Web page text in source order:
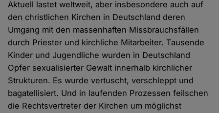
Aktuell lastet weltweit, aber insbesondere auch auf
den christlichen Kirchen in Deutschland deren
Umgang mit den massenhaften Missbrauchsfällen
durch Priester und kirchliche Mitarbeiter. Tausende
Kinder und Jugendliche wurden in Deutschland
Opfer sexualisierter Gewalt innerhalb kirchlicher
Strukturen. Es wurde vertuscht, verschleppt und
bagatellisiert. Und in laufenden Prozessen feilschen
die Rechtsvertreter der Kirchen um möglichst